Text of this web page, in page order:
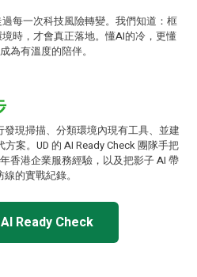
每一次科技風險轉變。我們知道：框
時，才會真正落地。懂AI的冷，更懂
為有溫度的陪伴。
現掃描、分類環境內現有工具、並建
案。UD 的 AI Ready Check 團隊手把
香港企業服務經驗，以及把影子 AI 帶
的實戰紀錄。
Ready Check